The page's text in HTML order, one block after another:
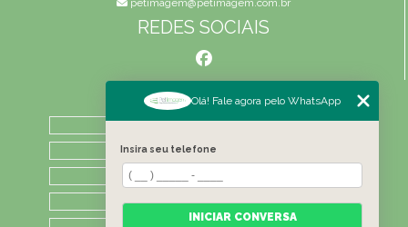
REDES SOCIAIS
MENU
HOME
QUEM SOMOS
ATIVIDADES
CONTATO
Olá! Fale agora pelo WhatsApp
Insira seu telefone
INICIAR CONVERSA